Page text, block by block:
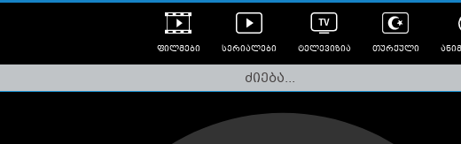
ფილმები
თრეილერები
სერიალები ტელევიზია თურქული